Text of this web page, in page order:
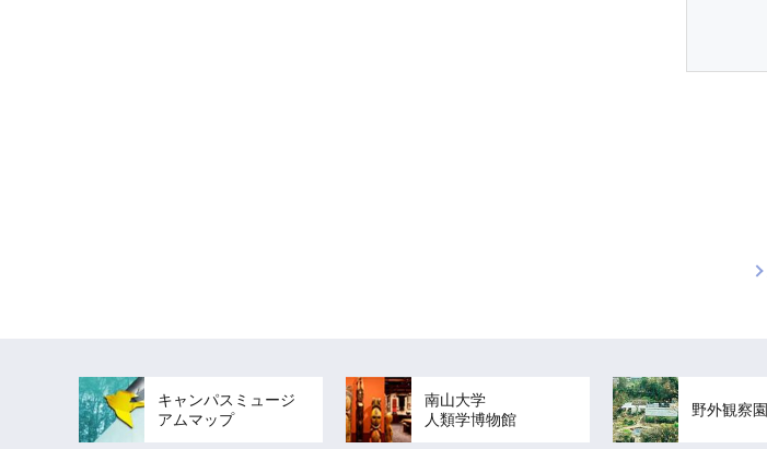
キャンパスミュージ
アムマップ
南山大学
人類学博物館
野外観察園